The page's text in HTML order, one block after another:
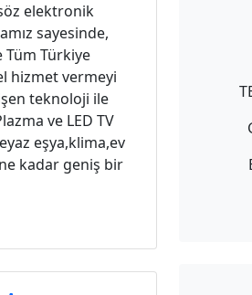
elektronik
sayesinde,
Türkiye
hizmet vermeyi
teknoloji ile
ve LED TV
eşya,klima,ev
kadar geniş bir